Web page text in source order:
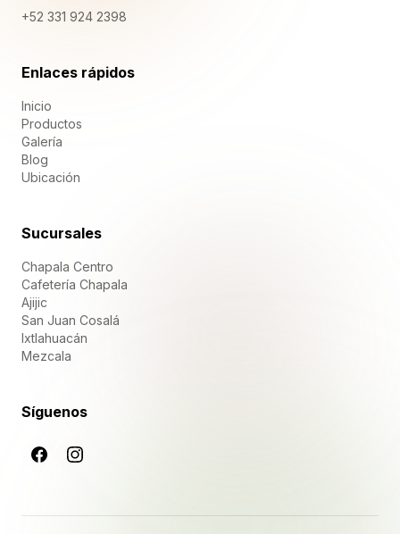
+52 331 924 2398
Enlaces rápidos
Inicio
Productos
Galería
Blog
Ubicación
Sucursales
Chapala Centro
Cafetería Chapala
Ajijic
San Juan Cosalá
Ixtlahuacán
Mezcala
Síguenos